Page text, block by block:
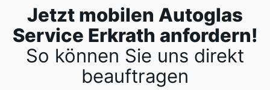
Jetzt mobilen Autoglas
Service Erkrath anfordern!
So können Sie uns direkt
beauftragen